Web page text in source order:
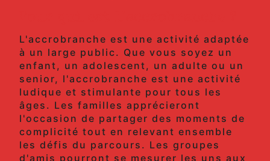
L'accrobranche est une activité adaptée
à un large public. Que vous soyez un
enfant, un adolescent, un adulte ou un
senior, l'accrobranche est une activité
ludique et stimulante pour tous les
âges. Les familles apprécieront
l'occasion de partager des moments de
complicité tout en relevant ensemble
les défis du parcours. Les groupes
d'amis pourront se mesurer les uns aux